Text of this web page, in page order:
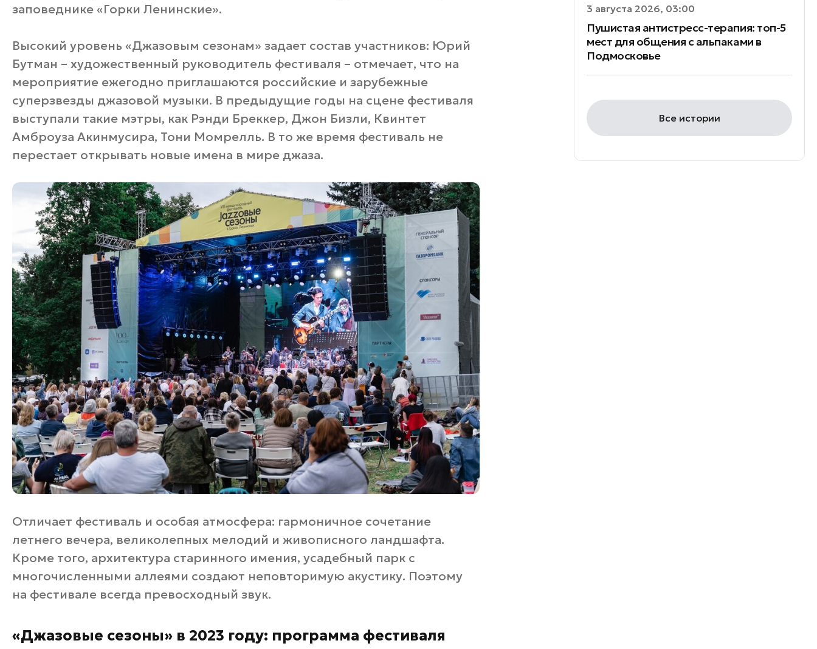
3 августа 2026, 03:00
Пушистая антистресс-терапия: топ-5
мест для общения с альпаками в
Подмосковье
Все истории
заповеднике «Горки Ленинские».
Высокий уровень «Джазовым сезонам» задает состав участников: Юрий
Бутман – художественный руководитель фестиваля – отмечает, что на
мероприятие ежегодно приглашаются российские и зарубежные
суперзвезды джазовой музыки. В предыдущие годы на сцене фестиваля
выступали такие мэтры, как Рэнди Бреккер, Джон Бизли, Квинтет
Амброуза Акинмусира, Тони Момрелль. В то же время фестиваль не
перестает открывать новые имена в мире джаза.
Отличает фестиваль и особая атмосфера: гармоничное сочетание
летнего вечера, великолепных мелодий и живописного ландшафта.
Кроме того, архитектура старинного имения, усадебный парк с
многочисленными аллеями создают неповторимую акустику. Поэтому
на фестивале всегда превосходный звук.
«Джазовые сезоны» в 2023 году: программа фестиваля